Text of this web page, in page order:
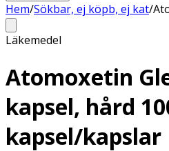
Hem/Sökbar, ej köpb, ej kat/
Läkemedel
Atomoxetin
kapsel, hård
kapsel/kapslar